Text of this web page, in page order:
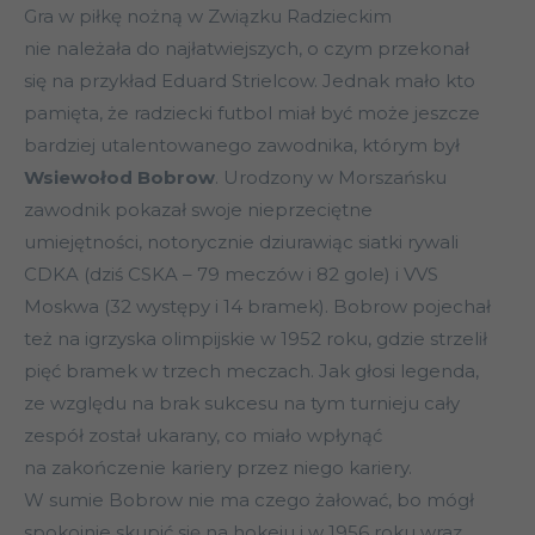
Gra w piłkę nożną w Związku Radzieckim
nie należała do najłatwiejszych, o czym przekonał
się na przykład Eduard Strielcow. Jednak mało kto
pamięta, że radziecki futbol miał być może jeszcze
bardziej utalentowanego zawodnika, którym był
Wsiewołod Bobrow. Urodzony w Morszańsku
zawodnik pokazał swoje nieprzeciętne
umiejętności, notorycznie dziurawiąc siatki rywali
CDKA (dziś CSKA – 79 meczów i 82 gole) i VVS
Moskwa (32 występy i 14 bramek). Bobrow pojechał
też na igrzyska olimpijskie w 1952 roku, gdzie strzelił
pięć bramek w trzech meczach. Jak głosi legenda,
ze względu na brak sukcesu na tym turnieju cały
zespół został ukarany, co miało wpłynąć
na zakończenie kariery przez niego kariery.
W sumie Bobrow nie ma czego żałować, bo mógł